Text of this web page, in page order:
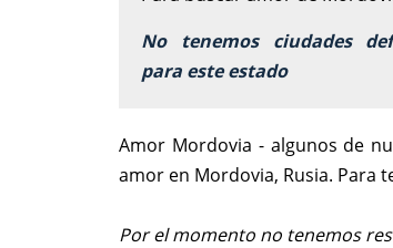
No tenemos ciudades
para este estado
Amor Mordovia - algunos de
amor en Mordovia, Rusia. Para
Por el momento no tenemos